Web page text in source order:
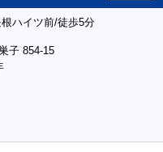
ハイツ前/徒歩5分
子 854-15